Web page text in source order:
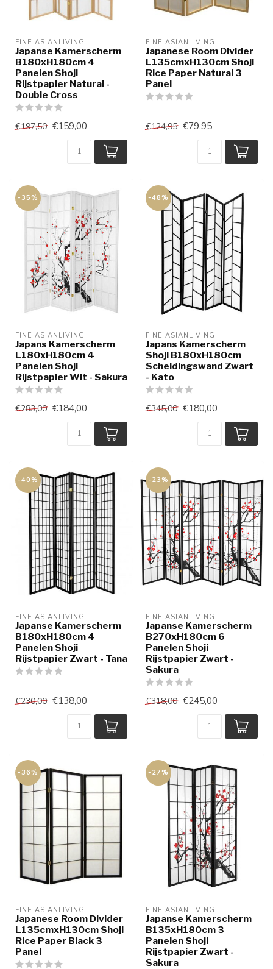
FINE ASIANLIVING
Japanse Kamerscherm
B180xH180cm 4
Panelen Shoji
Rijstpapier Natural -
Double Cross
€197,50 €159,00
FINE ASIANLIVING
Japanese Room Divider
L135cmxH130cm Shoji
Rice Paper Natural 3
Panel
€124,95 €79,95
-35%
FINE ASIANLIVING
Japans Kamerscherm
L180xH180cm 4
Panelen Shoji
Rijstpapier Wit - Sakura
€283,00 €184,00
-48%
FINE ASIANLIVING
Japans Kamerscherm
Shoji B180xH180cm
Scheidingswand Zwart
- Kato
€345,00 €180,00
-40%
FINE ASIANLIVING
Japanse Kamerscherm
B180xH180cm 4
Panelen Shoji
Rijstpapier Zwart - Tana
€230,00 €138,00
-23%
FINE ASIANLIVING
Japanse Kamerscherm
B270xH180cm 6
Panelen Shoji
Rijstpapier Zwart -
Sakura
€318,00 €245,00
-36%
FINE ASIANLIVING
Japanese Room Divider
L135cmxH130cm Shoji
Rice Paper Black 3
Panel
-27%
FINE ASIANLIVING
Japanse Kamerscherm
B135xH180cm 3
Panelen Shoji
Rijstpapier Zwart -
Sakura